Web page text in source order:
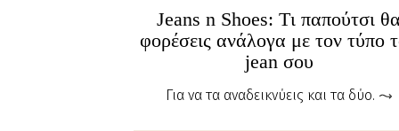
Jeans n Shoes: Tι παπούτσι
φορέσεις ανάλογα με τον τύπο
jean σου
Για να τα αναδεικνύεις και τα δύο.